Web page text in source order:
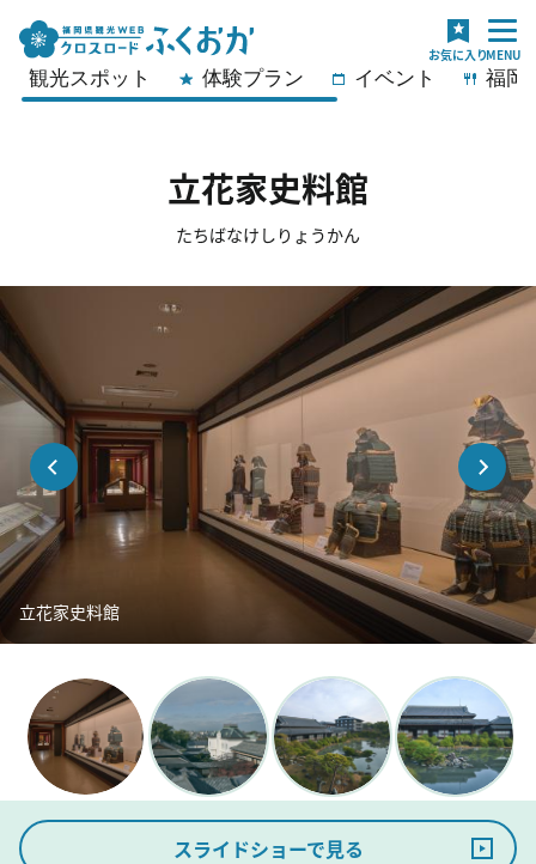
観光スポット 体験プラン イベント 福岡
立花家史料館
たちばなけしりょうかん
立花家史料館
スライドショーで見る